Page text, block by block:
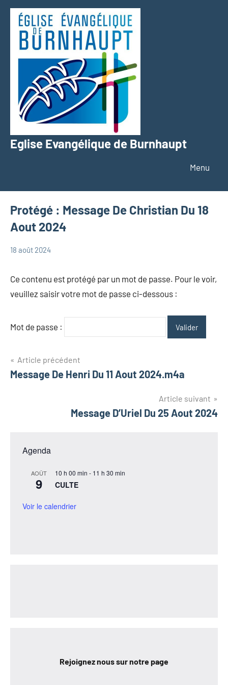
Aller
contenu
Eglise Evangélique de Burnhaupt
Texte
Menu
Protégé : Message De Christian Du 18
Aout 2024
18 août 2024
Ce contenu est protégé par un mot de passe. Pour le voir,
veuillez saisir votre mot de passe ci-dessous :
Mot de passe :
Navigation
de
Article précédent
Message De Henri Du 11 Aout 2024.m4a
Article suivant
Message D’Uriel Du 25 Aout 2024
Agenda
AOÛT
9
10 h 00 min - 11 h 30 min
CULTE
Voir le calendrier
Rejoignez nous sur notre page